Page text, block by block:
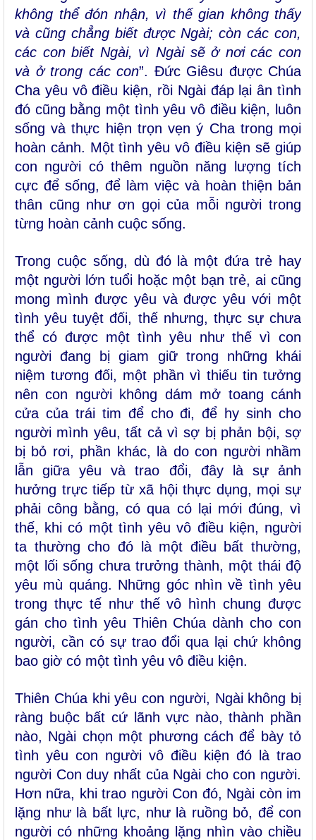
không thể đón nhận, vì thế gian không thấy
và cũng chẳng biết được Ngài; còn các con,
các con biết Ngài, vì Ngài sẽ ở nơi các con
và ở trong các con”. Đức Giêsu được Chúa
Cha yêu vô điều kiện, rồi Ngài đáp lại ân tình
đó cũng bằng một tình yêu vô điều kiện, luôn
sống và thực hiện trọn vẹn ý Cha trong mọi
hoàn cảnh. Một tình yêu vô điều kiện sẽ giúp
con người có thêm nguồn năng lượng tích
cực để sống, để làm việc và hoàn thiện bản
thân cũng như ơn gọi của mỗi người trong
từng hoàn cảnh cuộc sống.
Trong cuộc sống, dù đó là một đứa trẻ hay
một người lớn tuổi hoặc một bạn trẻ, ai cũng
mong mình được yêu và được yêu với một
tình yêu tuyệt đối, thế nhưng, thực sự chưa
thể có được một tình yêu như thế vì con
người đang bị giam giữ trong những khái
niệm tương đối, một phần vì thiếu tin tưởng
nên con người không dám mở toang cánh
cửa của trái tim để cho đi, để hy sinh cho
người mình yêu, tất cả vì sợ bị phản bội, sợ
bị bỏ rơi, phần khác, là do con người nhầm
lẫn giữa yêu và trao đổi, đây là sự ảnh
hưởng trực tiếp từ xã hội thực dụng, mọi sự
phải công bằng, có qua có lại mới đúng, vì
thế, khi có một tình yêu vô điều kiện, người
ta thường cho đó là một điều bất thường,
một lối sống chưa trưởng thành, một thái độ
yêu mù quáng. Những góc nhìn về tình yêu
trong thực tế như thế vô hình chung được
gán cho tình yêu Thiên Chúa dành cho con
người, cần có sự trao đổi qua lại chứ không
bao giờ có một tình yêu vô điều kiện.
Thiên Chúa khi yêu con người, Ngài không bị
ràng buộc bất cứ lãnh vực nào, thành phần
nào, Ngài chọn một phương cách để bày tỏ
tình yêu con người vô điều kiện đó là trao
người Con duy nhất của Ngài cho con người.
Hơn nữa, khi trao người Con đó, Ngài còn im
lặng như là bất lực, như là ruồng bỏ, để con
người có những khoảng lặng nhìn vào chiều